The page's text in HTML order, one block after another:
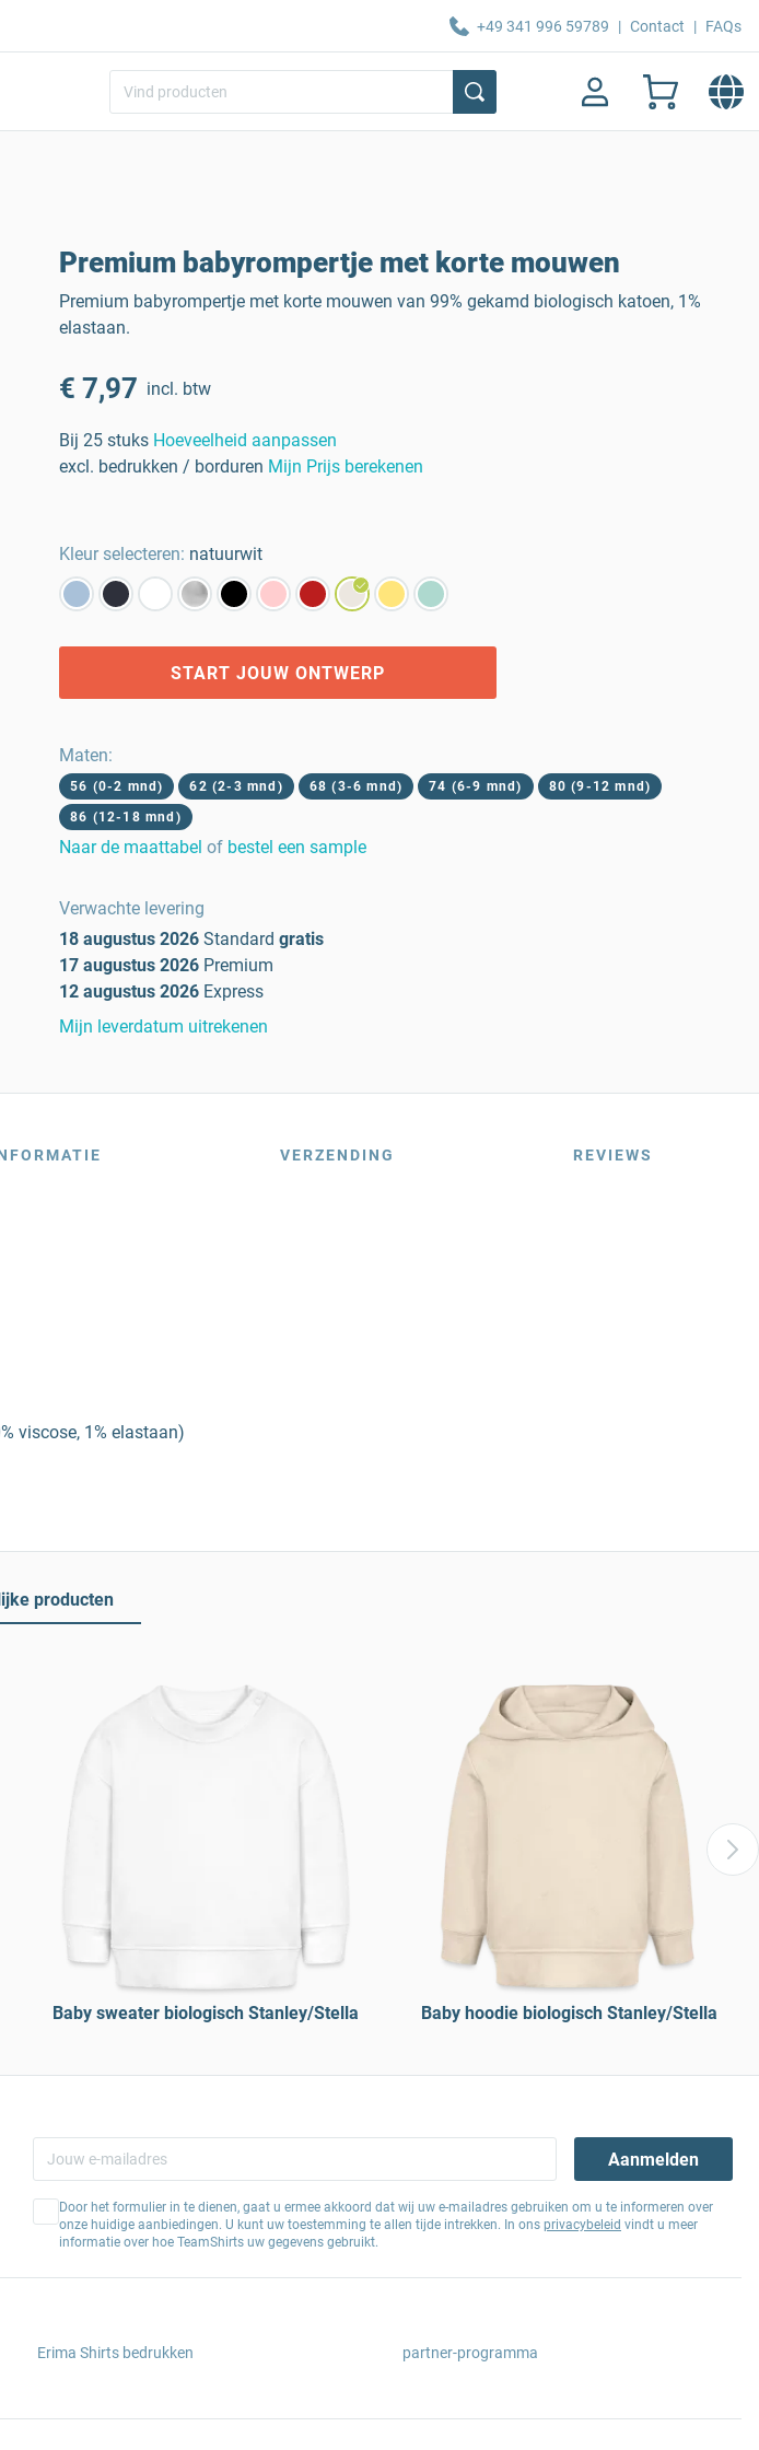
+49 341 996 59789 | Contact | FAQs
Premium babyrompertje met korte mouwen
Premium babyrompertje met korte mouwen van 99% gekamd biologisch katoen, 1%
elastaan.
€ 7,97 incl. btw
Bij 25 stuks Hoeveelheid aanpassen
excl. bedrukken / borduren Mijn Prijs berekenen
Kleur selecteren: natuurwit
START JOUW ONTWERP
Maten:
56 (0-2 mnd) 62 (2-3 mnd) 68 (3-6 mnd) 74 (6-9 mnd)
80 (9-12 mnd)
86 (12-18 mnd)
Naar de maattabel of bestel een sample
Verwachte levering
18 augustus 2026 Standard gratis
17 augustus 2026 Premium
12 augustus 2026 Express
Mijn leverdatum uitrekenen
VERZENDING REVIEWS
viscose, 1% elastaan)
producten
Baby sweater biologisch Stanley/Stella Baby hoodie biologisch Stanley/Stella
Aanmelden
Door het formulier in te dienen, gaat u ermee akkoord dat wij uw e-mailadres gebruiken om u te informeren over
onze huidige aanbiedingen. U kunt uw toestemming te allen tijde intrekken. In ons privacybeleid vindt u meer
informatie over hoe TeamShirts uw gegevens gebruikt.
Erima Shirts bedrukken partner-programma